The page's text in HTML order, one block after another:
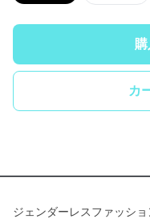
カ
ジェンダーレスファッシ